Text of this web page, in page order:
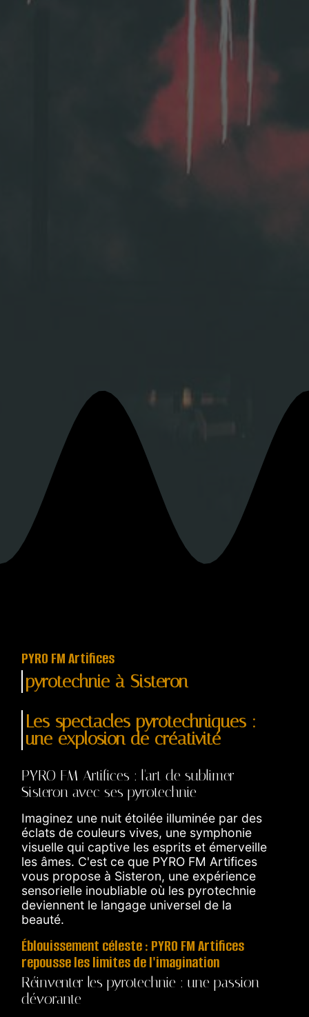
PYRO FM Artifices
pyrotechnie à Sisteron
Les spectacles pyrotechniques :
une explosion de créativité
PYRO FM Artifices : l'art de sublimer
Sisteron avec ses pyrotechnie
Imaginez une nuit étoilée illuminée par des
éclats de couleurs vives, une symphonie
visuelle qui captive les esprits et émerveille
les âmes. C'est ce que PYRO FM Artifices
vous propose à Sisteron, une expérience
sensorielle inoubliable où les pyrotechnie
deviennent le langage universel de la
beauté.
Éblouissement céleste : PYRO FM Artifices
repousse les limites de l'imagination
Réinventer les pyrotechnie : une passion
dévorante